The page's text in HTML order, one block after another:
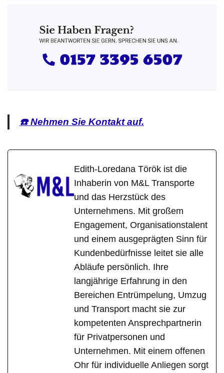
☎️ Nehmen Sie Kontakt auf.
Edith-Loredana Török ist die
Inhaberin von M&L Transporte
und das Herzstück des
Unternehmens. Mit großem
Engagement, Organisationstalent
und einem ausgeprägten Sinn für
Kundenbedürfnisse leitet sie alle
Abläufe persönlich. Ihre
langjährige Erfahrung in den
Bereichen Entrümpelung, Umzug
und Transport macht sie zur
kompetenten Ansprechpartnerin
für Privatpersonen und
Unternehmen. Mit einem offenen
Ohr für individuelle Anliegen sorgt